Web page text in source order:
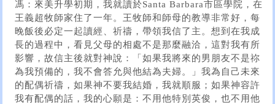
馮：來美升學初期，我就讀於Santa Barbara市區學院，在
王義超牧師家住了一年。王牧師和師母的教導非常好，每
晚飯後必定一起讀經、祈禱，帶領我信了主。想到在我成
長的過程中，看見父母的相處不是那麼融洽，這對我有所
影響，故信主後就對神說：「如果我將來的男朋友不是祢
為我預備的，我不會答允與他結為夫婦。」我為自己未來
的配偶祈禱，如果神不要我結婚，我就順服；如果神容許
我有配偶的話，我的心願是：不用他特別英俊，也不用他